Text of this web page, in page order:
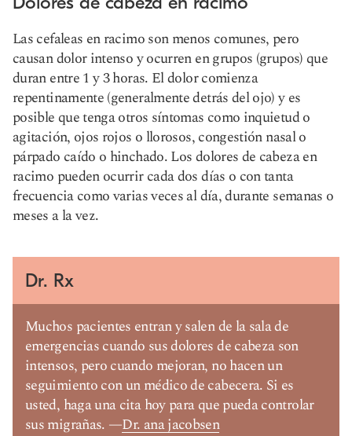
Las cefaleas en racimo son menos comunes, pero
causan dolor intenso y ocurren en grupos (grupos) que
duran entre 1 y 3 horas. El dolor comienza
repentinamente (generalmente detrás del ojo) y es
posible que tenga otros síntomas como inquietud o
agitación, ojos rojos o llorosos, congestión nasal o
párpado caído o hinchado. Los dolores de cabeza en
racimo pueden ocurrir cada dos días o con tanta
frecuencia como varias veces al día, durante semanas o
meses a la vez.
Dr. Rx
Muchos pacientes entran y salen de la sala de
emergencias cuando sus dolores de cabeza son
intensos, pero cuando mejoran, no hacen un
seguimiento con un médico de cabecera. Si es
usted, haga una cita hoy para que pueda controlar
sus migrañas. —Dr. ana jacobsen